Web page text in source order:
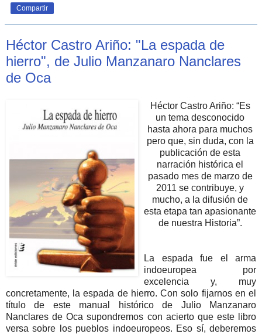
Compartir
Héctor Castro Ariño: "La espada de
hierro", de Julio Manzanaro Nanclares
de Oca
Héctor Castro Ariño: “Es
un tema desconocido
hasta ahora para muchos
pero que, sin duda, con la
publicación de esta
narración histórica el
pasado mes de marzo de
2011 se contribuye, y
mucho, a la difusión de
esta etapa tan apasionante
de nuestra Historia”.
La espada fue el arma
indoeuropea por
excelencia y, muy
concretamente, la espada de hierro. Con solo fijarnos en el
título de este manual histórico de Julio Manzanaro
Nanclares de Oca supondremos con acierto que este libro
versa sobre los pueblos indoeuropeos. Eso sí, deberemos